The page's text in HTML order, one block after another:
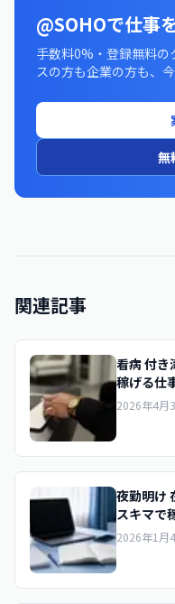
@SOHOで仕事
手数料0%・登録無料の
スの方も企業の方も、
無
関連記事
看病 付き
稼げる仕
2026年4月
夜勤明け
スキマで
2026年1月